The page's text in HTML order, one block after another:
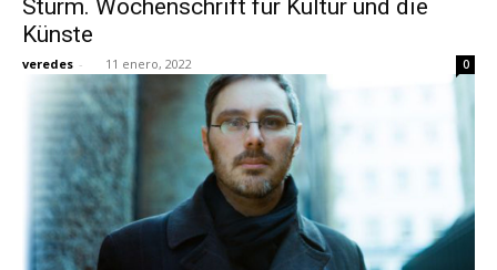
Sturm. Wochenschrift für Kultur und die
Künste
veredes - 11 enero, 2022 0